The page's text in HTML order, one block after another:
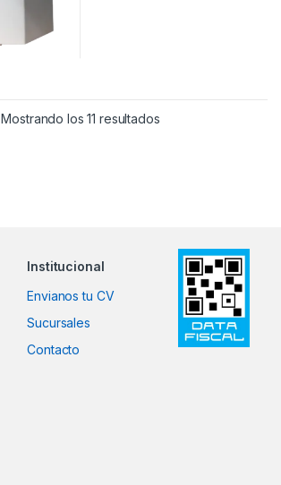
Mostrando los 11 resultadosOrdenado por
Institucional
Envianos tu CV
Sucursales
Contacto